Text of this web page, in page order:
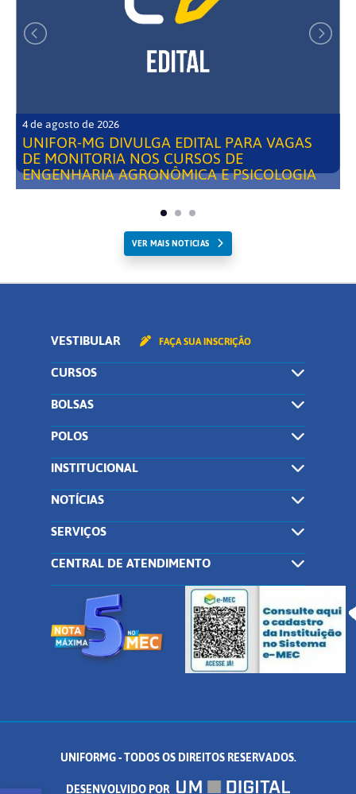
4 de agosto de 2026
UNIFOR-MG DIVULGA EDITAL PARA VAGAS
DE MONITORIA NOS CURSOS DE
ENGENHARIA AGRONÔMICA E PSICOLOGIA
VER MAIS NOTICIAS
VESTIBULAR FAÇA SUA INSCRIÇÃO
CURSOS
BOLSAS
POLOS
INSTITUCIONAL
NOTÍCIAS
SERVIÇOS
CENTRAL DE ATENDIMENTO
UNIFORMG - TODOS OS DIREITOS RESERVADOS.
DESENVOLVIDO POR